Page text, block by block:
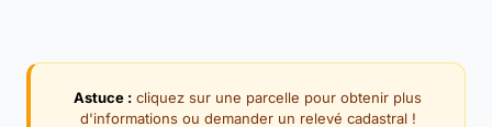
Astuce : cliquez sur une parcelle pour obtenir plus
d'informations ou demander un relevé cadastral !